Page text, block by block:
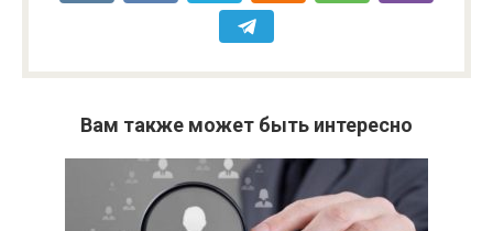
Вам также может быть интересно